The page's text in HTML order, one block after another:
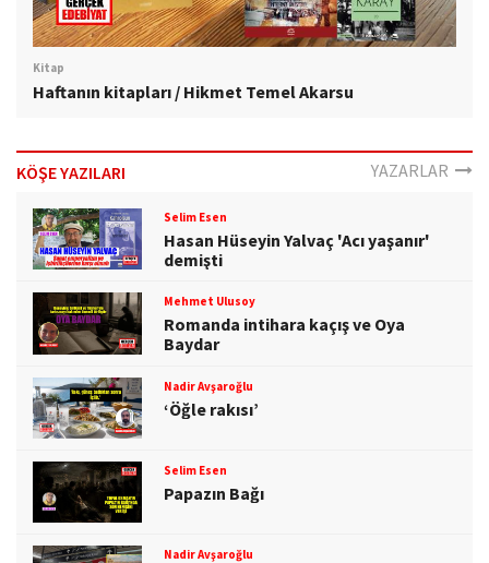
Kitap
Haftanın kitapları / Hikmet Temel Akarsu
KÖŞE YAZILARI YAZARLAR
Selim Esen
Hasan Hüseyin Yalvaç 'Acı yaşanır'
demişti
Mehmet Ulusoy
Romanda intihara kaçış ve Oya
Baydar
Nadir Avşaroğlu
‘Öğle rakısı’
Selim Esen
Papazın Bağı
Nadir Avşaroğlu